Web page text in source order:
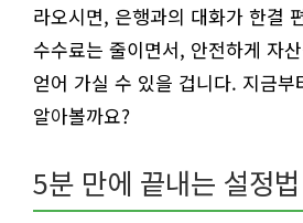
라오시면, 은행과의 대화가 한결
수수료는 줄이면서, 안전하게 자
얻어 가실 수 있을 겁니다. 지금부
알아볼까요?
5분 만에 끝내는 설정법